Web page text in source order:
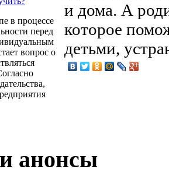
в процессе
перед
вопрос о
и дома. А
которое
детьми,
анонсы